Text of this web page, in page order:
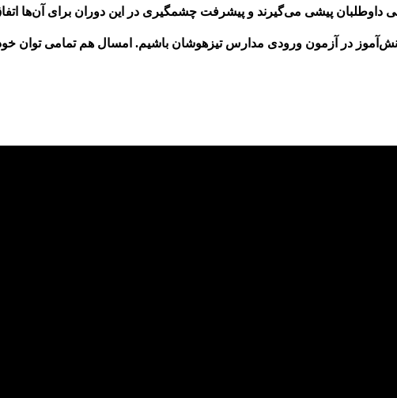
داوطلبان پیشی می‌گیرند و پیشرفت چشمگیری در این دوران برای آن‌ها
در آزمون ورودی مدارس تیزهوشان باشیم. امسال هم تمامی توان